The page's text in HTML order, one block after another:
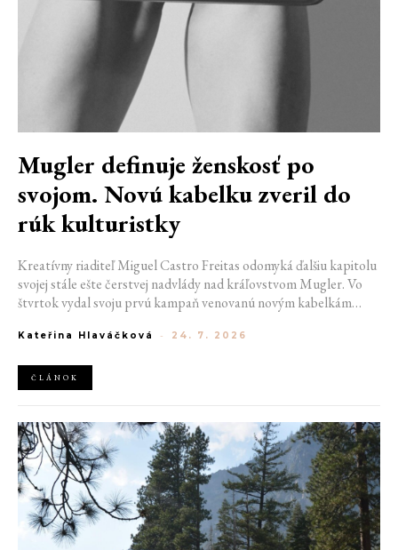
Mugler definuje ženskosť po
svojom. Novú kabelku zveril do
rúk kulturistky
Kreatívny riaditeľ Miguel Castro Freitas odomyká ďalšiu kapitolu
svojej stále ešte čerstvej nadvlády nad kráľovstvom Mugler. Vo
štvrtok vydal svoju prvú kampaň venovanú novým kabelkám
návrhár do módneho domu prišiel. Umne kombinuje výrazy
podobu ženskosti.
Kateřina Hlaváčková - 24. 7. 2026
ČLÁNOK